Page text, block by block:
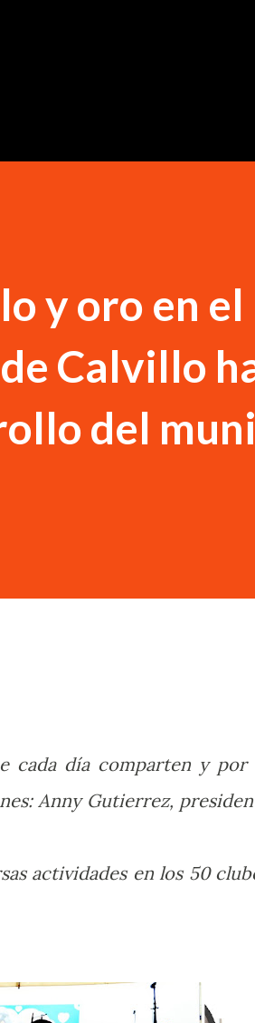
y oro en el
Calvillo
del
cada día comparten y por
Anny Gutierrez,
actividades en los 50